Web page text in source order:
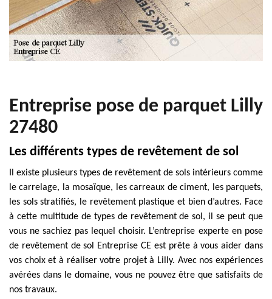
Entreprise pose de parquet Lilly
27480
Les différents types de revêtement de sol
Il existe plusieurs types de revêtement de sols intérieurs comme
le carrelage, la mosaïque, les carreaux de ciment, les parquets,
les sols stratifiés, le revêtement plastique et bien d’autres. Face
à cette multitude de types de revêtement de sol, il se peut que
vous ne sachiez pas lequel choisir. L’entreprise experte en pose
de revêtement de sol Entreprise CE est prête à vous aider dans
vos choix et à réaliser votre projet à Lilly. Avec nos expériences
avérées dans le domaine, vous ne pouvez être que satisfaits de
nos travaux.